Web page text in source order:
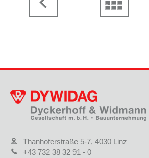
Thanhoferstraße 5-7, 4030 Linz
+43 732 38 32 91 - 0